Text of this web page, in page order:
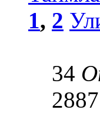
1, 2
34